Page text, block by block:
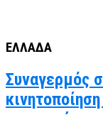
ΕΛΛΑΔΑ
Συναγερμός